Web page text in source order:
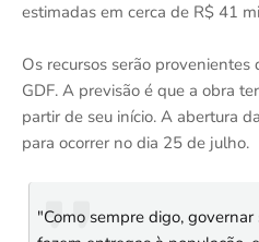
estimadas em cerca de R$ 41
Os recursos serão
GDF. A previsão é que a obra
partir de seu início. A abertura
para ocorrer no dia 25 de julho.
"Como sempre digo,